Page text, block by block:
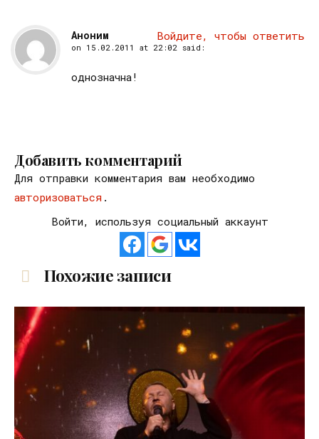
Аноним
on 15.02.2011 at 22:02 said:
однозначна!
Войдите, чтобы ответить
Добавить комментарий
Для отправки комментария вам необходимо
авторизоваться .
Войти, используя социальный аккаунт
Похожие записи